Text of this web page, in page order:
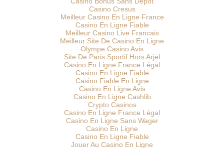
Casino Cresus
Meilleur Casino En Ligne France
Casino En Ligne Fiable
Meilleur Casino Live Francais
Meilleur Site De Casino En Ligne
Olympe Casino Avis
Site De Paris Sportif Hors Arjel
Casino En Ligne France Légal
Casino En Ligne Fiable
Casino Fiable En Ligne
Casino En Ligne Avis
Casino En Ligne Cashlib
Crypto Casinos
Casino En Ligne France Légal
Casino En Ligne Sans Wager
Casino En Ligne
Casino En Ligne Fiable
Jouer Au Casino En Ligne